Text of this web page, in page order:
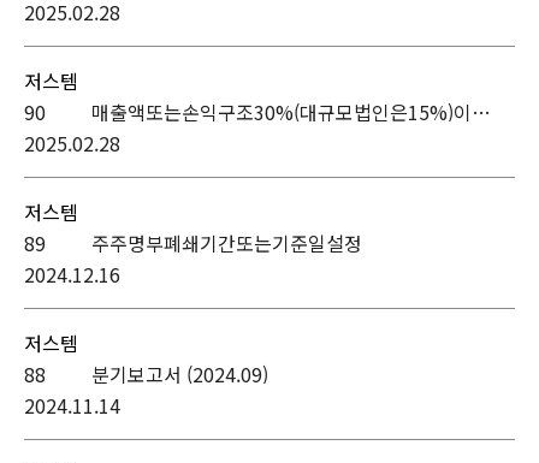
2025.02.28
90
2025.02.28
매출액또는손익구조30%(대규모법인은15%)이상변동
저스템
89
2024.12.16
주주명부폐쇄기간또는기준일설정
저스템
88
2024.11.14
분기보고서 (2024.09)
저스템